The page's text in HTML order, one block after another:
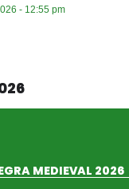
- 12:55 pm
MEDIEVAL 2026